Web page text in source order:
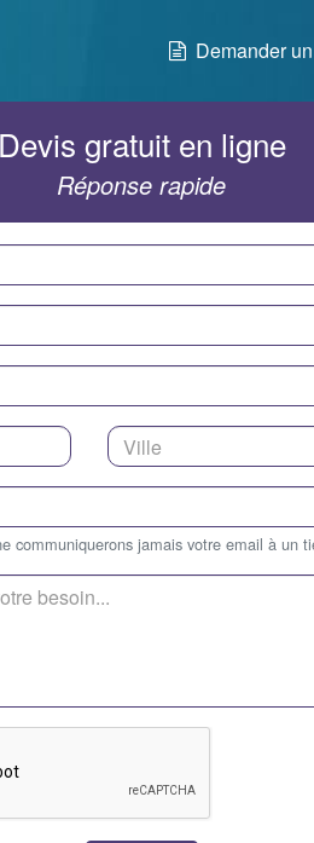
Demander
Devis gratuit en ligne
Réponse rapide
communiquerons jamais votre email à un